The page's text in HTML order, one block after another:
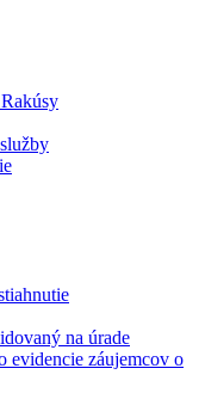
na úrade
evidencie záujemcov o